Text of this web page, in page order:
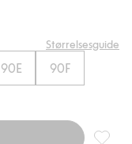
Størrelsesguide
90E 90F